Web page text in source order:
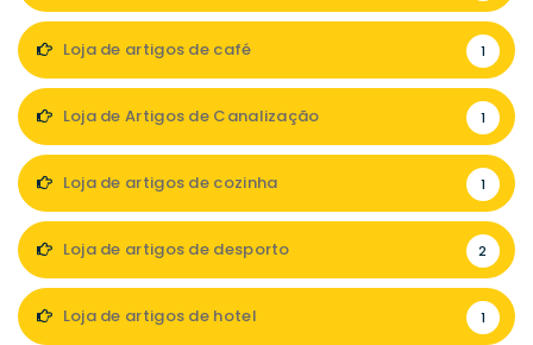
Loja de artigos de café 1
Loja de Artigos de Canalização 1
Loja de artigos de cozinha 1
Loja de artigos de desporto 2
Loja de artigos de hotel 1